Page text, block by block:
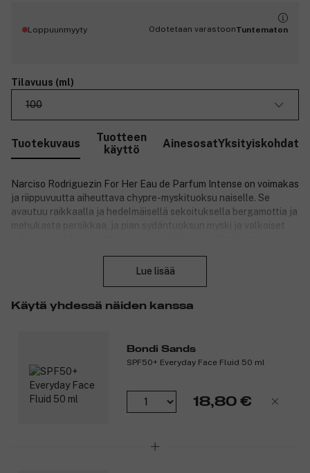
Loppuunmyyty Odotetaan varastoonTuntematon
Tilavuus (ml)
100
Tuotekuvaus
Tuotteen
käyttö
AinesosatYksityiskohdat
Narciso Rodriguezin For Her Eau de Parfum Intense on voimakas
ja riippuvuutta aiheuttava chypre-myskituoksu naiselle. Se
avautuu raikkaalla ja hedelmäisellä sekoituksella bergamottia ja
mehukasta persikkaa, ja pian sydäntuoksun myski ja valkoiset
ainutlaatuista syvyyttä, ja myskin ja puun tuoksuvivahteet luovat
Lue lisää
Käytä yhdessä näiden kanssa
Bondi Sands
SPF50+ Everyday Face Fluid 50 ml
18,80 €